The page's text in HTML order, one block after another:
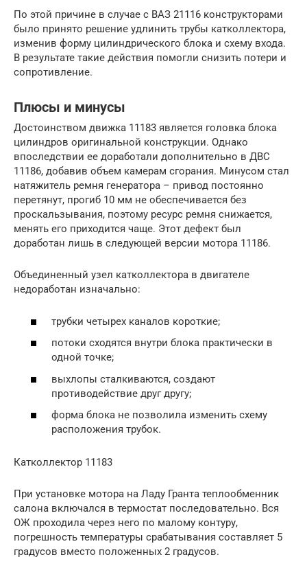
По этой причине в случае с ВАЗ 21116 конструкторами
было принято решение удлинить трубы катколлектора,
изменив форму цилиндрического блока и схему входа.
В результате такие действия помогли снизить потери и
сопротивление.
Плюсы и минусы
Достоинством движка 11183 является головка блока
цилиндров оригинальной конструкции. Однако
впоследствии ее доработали дополнительно в ДВС
11186, добавив объем камерам сгорания. Минусом стал
натяжитель ремня генератора – привод постоянно
перетянут, прогиб 10 мм не обеспечивается без
проскальзывания, поэтому ресурс ремня снижается,
менять его приходится чаще. Этот дефект был
доработан лишь в следующей версии мотора 11186.
Объединенный узел катколлектора в двигателе
недоработан изначально:
трубки четырех каналов короткие;
потоки сходятся внутри блока практически в
одной точке;
выхлопы сталкиваются, создают
противодействие друг другу;
форма блока не позволила изменить схему
расположения трубок.
Катколлектор 11183
При установке мотора на Ладу Гранта теплообменник
салона включался в термостат последовательно. Вся
ОЖ проходила через него по малому контуру,
погрешность температуры срабатывания составляет 5
градусов вместо положенных 2 градусов.